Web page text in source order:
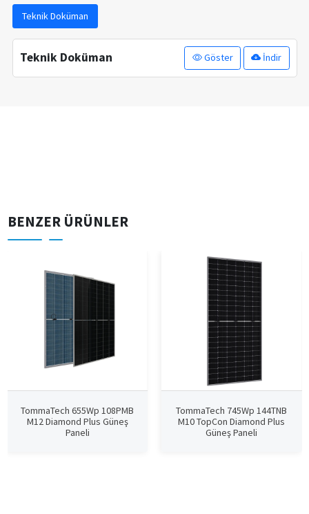
Teknik Doküman
Teknik Doküman Göster İndir
BENZER ÜRÜNLER
TommaTech 655Wp 108PMB
M12 Diamond Plus Güneş
Paneli
TommaTech 745Wp 144TNB
M10 TopCon Diamond Plus
Güneş Paneli